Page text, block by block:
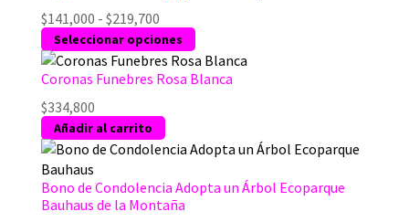
variantes.
Las
opciones
se
en
página
$141,000 - $219,700Rango
de
precios:
desde
hasta
$219,700
Seleccionar opciones
Este
producto
tiene
opciones
pueden
Coronas Funebres Rosa Blanca
$334,800
Añadir al carrito
Bono de Condolencia Adopta un Árbol Ecoparque
Bauhaus de la Montaña